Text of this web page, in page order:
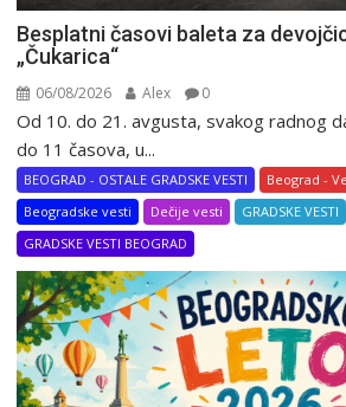
Besplatni časovi baleta za
„Čukarica“
06/08/2026 Alex 0
Od 10. do 21. avgusta, svakog radnog
do 11 časova, u...
BEOGRAD - OSTALE GRADSKE VESTI
Beograd -
Beogradske vesti
Dečije vesti
GRADSKE VESTI
GRADSKE VESTI BEOGRAD